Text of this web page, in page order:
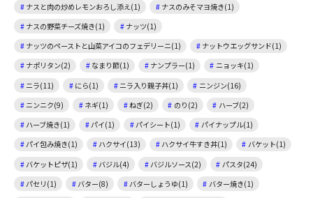
ナスと肉の炒めレモンおろし添え(1)
ナスのみそマヨ焼き(1)
ナスの野菜チーズ焼き(1)
ナッツ(1)
ナッツのペーストと山菜アイコのフェデリーニ(1)
ナットウエッグサンド(1)
ナポリタン(2)
なまり節(1) ナンプラー(1)
ニョッキ(1)
ニラ(11)
にら(1) ニラ入り親子丼(1)
ニンジン(16)
ニンニク(9)
ネギ(1) ねぎ(2) のり(2)
ハーブ(2)
ハーブ焼き(1)
パイ(1) パイシート(1)
パイナップル(1)
パイ包み焼き(1)
ハクサイ(13) ハクサイ牛すき丼(1)
バケット(1)
バケットピザ(1)
バジル(4) バジルソース(2)
パスタ(24)
パセリ(1)
バター(8) バターしょうゆ(1)
バター焼き(1)